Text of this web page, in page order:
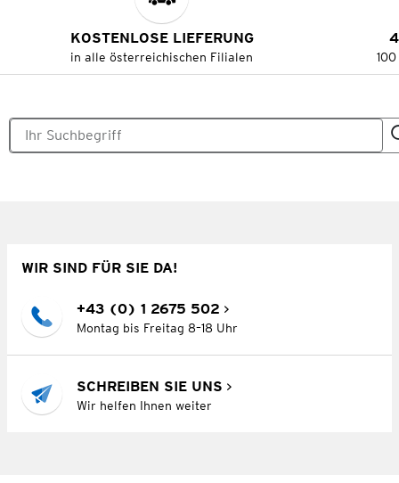
KOSTENLOSE LIEFERUNG
in alle österreichischen Filialen
WIR SIND FÜR SIE DA!
+43 (0) 1 2675 502
Montag bis Freitag 8–18 Uhr
SCHREIBEN SIE UNS
Wir helfen Ihnen weiter